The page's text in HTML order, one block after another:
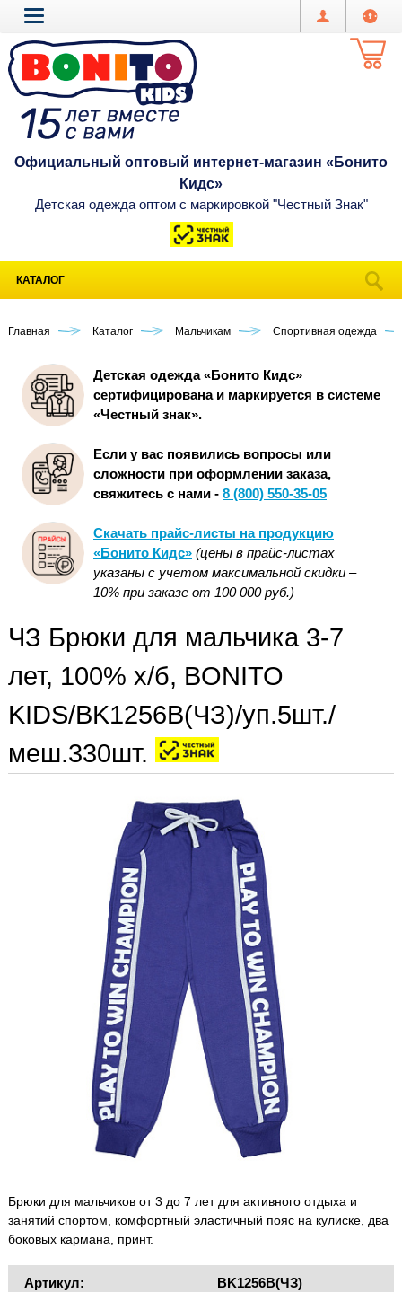
Официальный оптовый интернет-магазин «Бонито
Кидс»
Детская одежда оптом с маркировкой "Честный Знак"
КАТАЛОГ
Главная Каталог Мальчикам Спортивная одежда
Детская одежда «Бонито Кидс»
сертифицирована и маркируется в системе
«Честный знак».
Если у вас появились вопросы или
сложности при оформлении заказа,
свяжитесь с нами - 8 (800) 550-35-05
Скачать прайс-листы на продукцию
«Бонито Кидс» (цены в прайс-листах
указаны с учетом максимальной скидки –
10% при заказе от 100 000 руб.)
ЧЗ Брюки для мальчика 3-7
лет, 100% х/б, BONITO
KIDS/BK1256B(ЧЗ)/уп.5шт./
меш.330шт.
Брюки для мальчиков от 3 до 7 лет для активного отдыха и
занятий спортом, комфортный эластичный пояс на кулиске, два
боковых кармана, принт.
Артикул: BK1256B(ЧЗ)